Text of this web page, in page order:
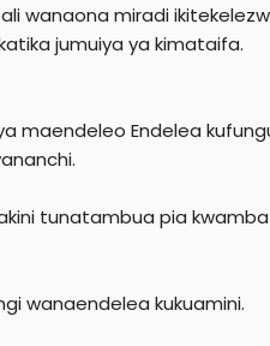
wanaona miradi
jumuiya ya kimataifa.
maendeleo Endelea
tunatambua pia
wanaendelea kukuamini.